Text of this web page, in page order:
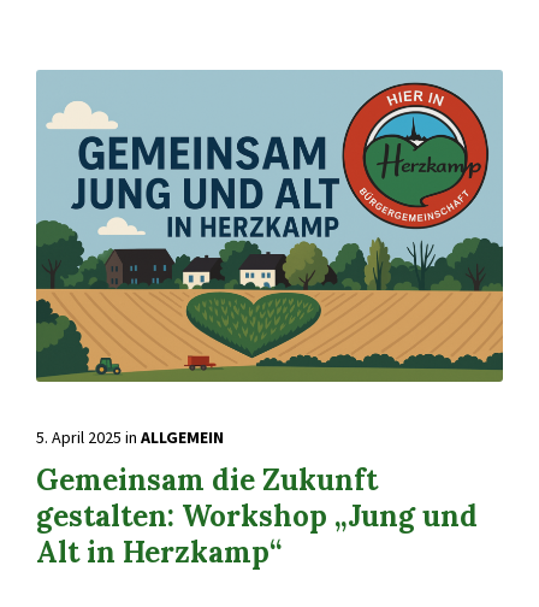
5. April 2025 in ALLGEMEIN
Gemeinsam die Zukunft
gestalten: Workshop „Jung und
Alt in Herzkamp“